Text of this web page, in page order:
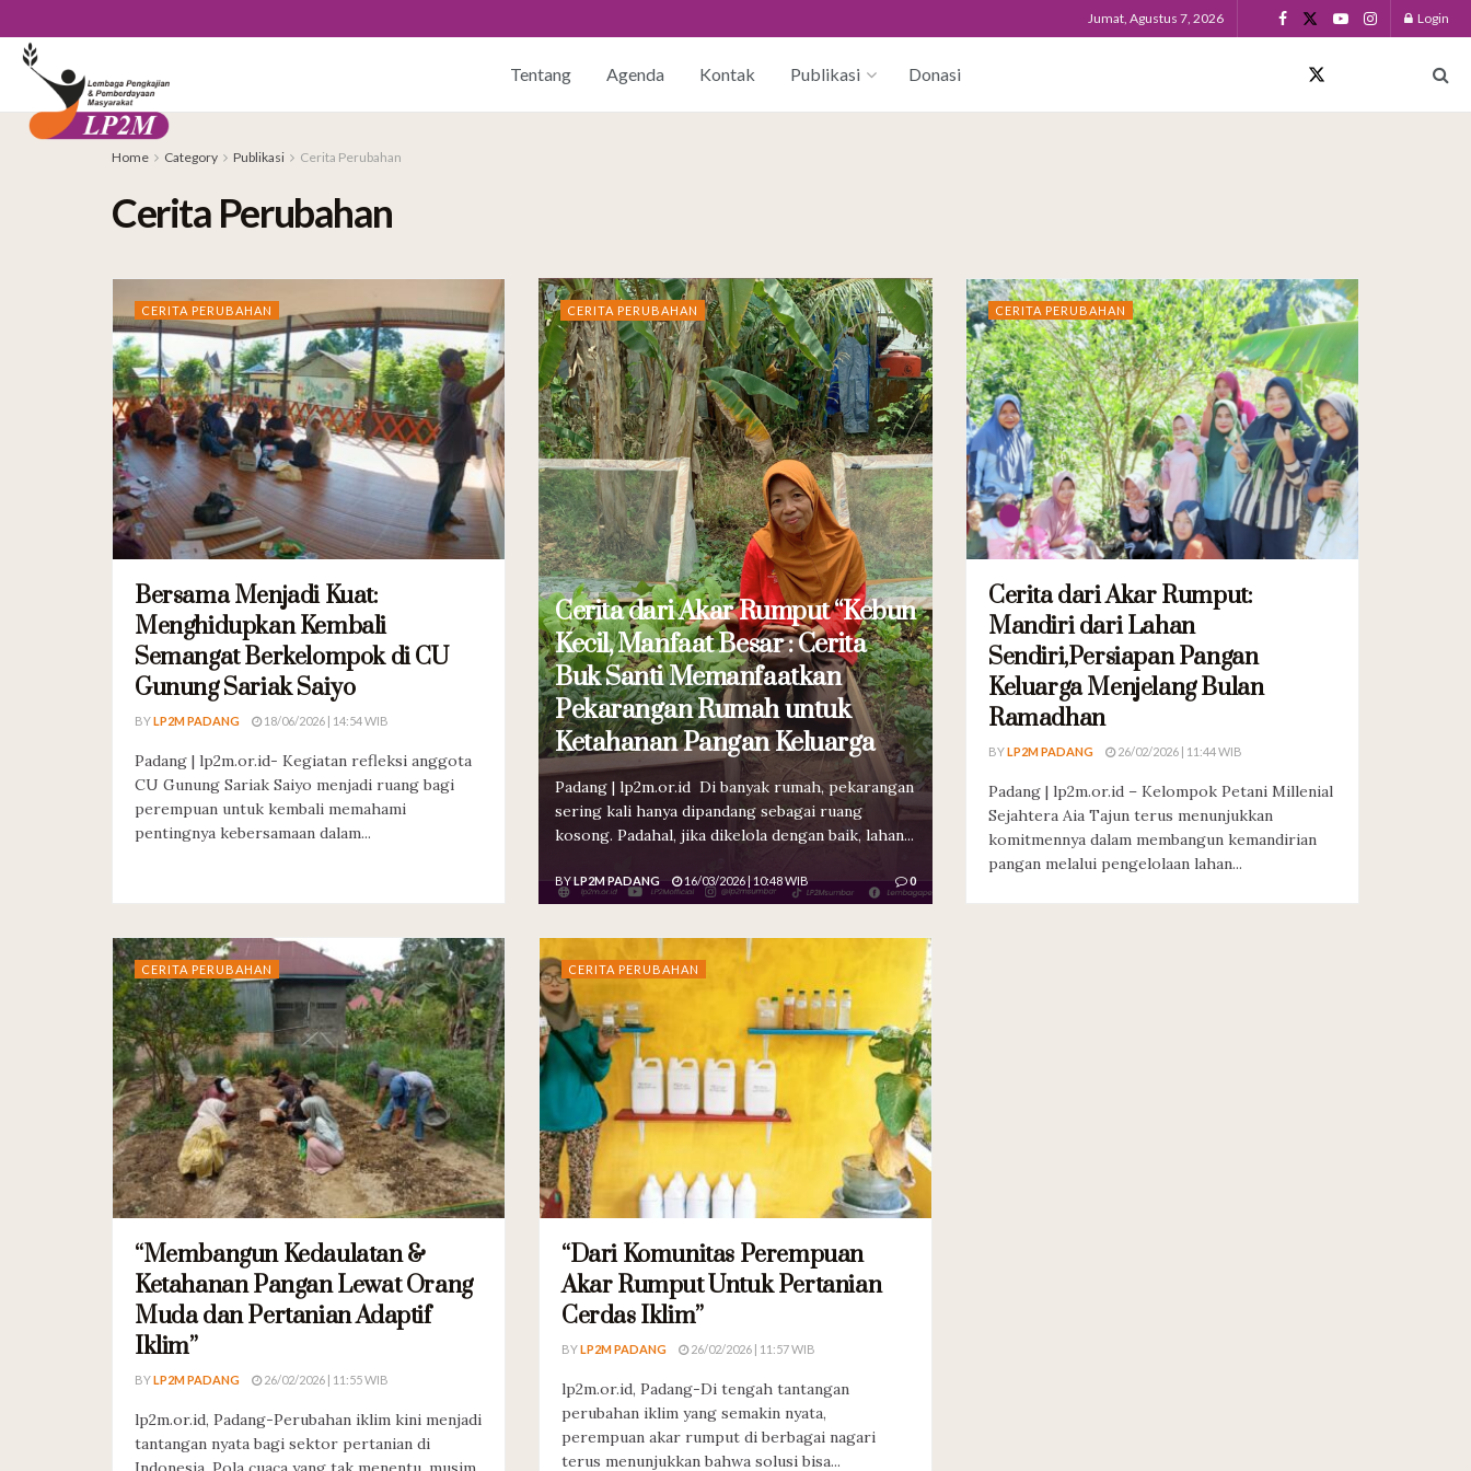
Jumat, Agustus 7, 2026 Login
Tentang Agenda Kontak Publikasi Donasi
Home Category Publikasi Cerita Perubahan
Cerita Perubahan
CERITA PERUBAHAN
Bersama Menjadi Kuat:
Menghidupkan Kembali
Semangat Berkelompok di CU
Gunung Sariak Saiyo
BYLP2M PADANG 18/06/2026 | 14:54 WIB
Padang | lp2m.or.id- Kegiatan refleksi anggota
CU Gunung Sariak Saiyo menjadi ruang bagi
perempuan untuk kembali memahami
pentingnya kebersamaan dalam...
CERITA PERUBAHAN
Cerita dari Akar Rumput “Kebun
Kecil, Manfaat Besar : Cerita
Buk Santi Memanfaatkan
Pekarangan Rumah untuk
Ketahanan Pangan Keluarga
Padang | lp2m.or.id Di banyak rumah, pekarangan
sering kali hanya dipandang sebagai ruang
kosong. Padahal, jika dikelola dengan baik, lahan...
BYLP2M PADANG 16/03/2026 | 10:48 WIB 0
CERITA PERUBAHAN
Cerita dari Akar Rumput:
Mandiri dari Lahan
Sendiri,Persiapan Pangan
Keluarga Menjelang Bulan
Ramadhan
BYLP2M PADANG 26/02/2026 | 11:44 WIB
Padang | lp2m.or.id – Kelompok Petani Millenial
Sejahtera Aia Tajun terus menunjukkan
komitmennya dalam membangun kemandirian
pangan melalui pengelolaan lahan...
CERITA PERUBAHAN
“Membangun Kedaulatan &
Ketahanan Pangan Lewat Orang
Muda dan Pertanian Adaptif
Iklim”
BYLP2M PADANG 26/02/2026 | 11:55 WIB
lp2m.or.id, Padang-Perubahan iklim kini menjadi
tantangan nyata bagi sektor pertanian di
CERITA PERUBAHAN
“Dari Komunitas Perempuan
Akar Rumput Untuk Pertanian
Cerdas Iklim”
BYLP2M PADANG 26/02/2026 | 11:57 WIB
lp2m.or.id, Padang-Di tengah tantangan
perubahan iklim yang semakin nyata,
perempuan akar rumput di berbagai nagari
terus menunjukkan bahwa solusi bisa...